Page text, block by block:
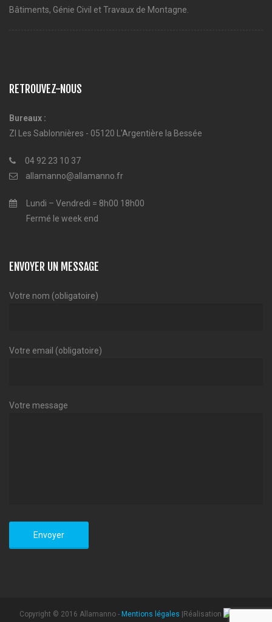
Bâtiments, Génie Civil et Travaux de Montagne.
RETROUVEZ-NOUS
Bureaux :
ZI Les Sablonnières - 05120 L'Argentière la Bessée
04 92 23 10 37
allamanno@allamanno.fr
Lundi – Vendredi = 8h00 18h00
Fermé le week end
ENVOYER UN MESSAGE
Votre nom (obligatoire)
Votre email (obligatoire)
Votre message
Copyright © 2016 Allamanno - Mentions légales |Réalisation